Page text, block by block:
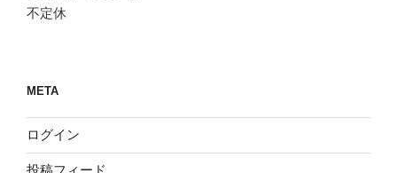
不定休
META
ログイン